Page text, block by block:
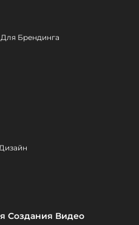
Брендинга
Создания Видео